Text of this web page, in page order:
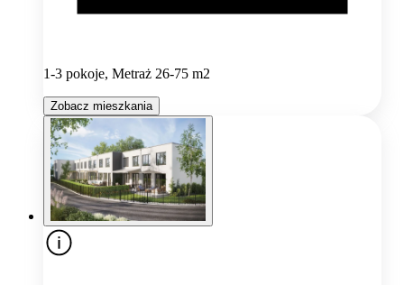
1-3 pokoje, Metraż 26-75 m2
Zobacz mieszkania